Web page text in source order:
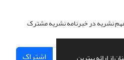
مهم نشریه در خبرنامه نشریه مشترک
اشتراک